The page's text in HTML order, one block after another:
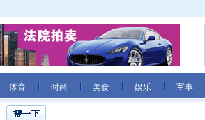
体育 时尚 美食 娱乐 军事